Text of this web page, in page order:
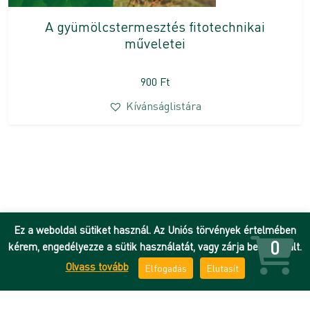
A gyümölcstermesztés fitotechnikai
műveletei
900 Ft
Kívánságlistára
Ez a weboldal sütiket használ. Az Uniós törvények értelmében
kérem, engedélyezze a sütik használatát, vagy zárja be az oldalt.
Olvass tovább
Elfogadás Elutasít
0